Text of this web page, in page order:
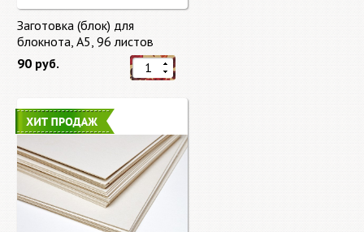
Заготовка (блок) для
блокнота, А5, 96 листов
90 руб.